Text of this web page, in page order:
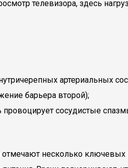
телевизора, здесь
артериальных
барьера второй);
сосудистые
несколько